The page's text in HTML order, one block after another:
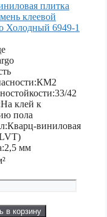
плитка
клеевой
Холодный 6949-1
КМ2
33/42
На клей к
пола
Кварц-виниловая
2,5 мм
в корзину